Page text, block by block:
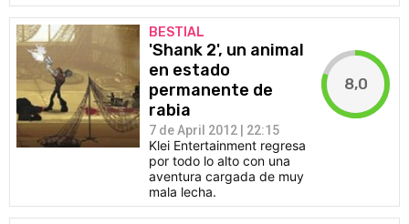
BESTIAL
'Shank 2', un animal
en estado
permanente de
rabia
7 de April 2012 | 22:15
Klei Entertainment regresa
por todo lo alto con una
aventura cargada de muy
mala lecha.
8,0